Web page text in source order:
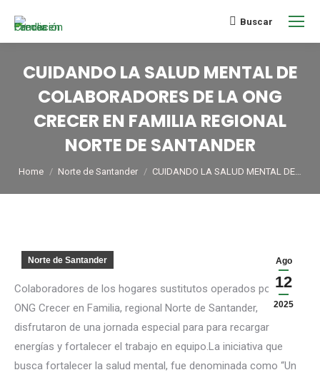
Buscar
CUIDANDO LA SALUD MENTAL DE
COLABORADORES DE LA ONG
CRECER EN FAMILIA REGIONAL
NORTE DE SANTANDER
You are here:
Home Norte de Santander CUIDANDO LA SALUD MENTAL DE…
Ago
12
2025
Norte de Santander
Colaboradores de los hogares sustitutos operados por la
ONG Crecer en Familia, regional Norte de Santander,
disfrutaron de una jornada especial para para recargar
energías y fortalecer el trabajo en equipo.La iniciativa que
busca fortalecer la salud mental, fue denominada como “Un